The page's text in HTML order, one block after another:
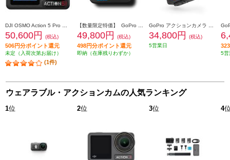
50,600円 (税込)
506円分ポイント還元
未定（入荷次第お届け）
(1件)
49,800円 (税込)
498円分ポイント還元
即納（在庫残りわずか）
34,800円
(税込)
5営業日
5営
ウェアラブル・アクションカムの人気ランキング
1位 2位 3位 4